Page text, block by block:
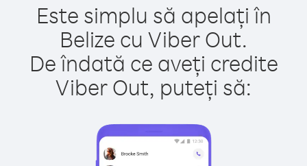
Este simplu să apelați în
Belize cu Viber Out.
De îndată ce aveți credite
Viber Out, puteți să: